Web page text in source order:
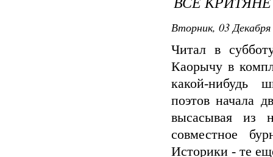
Вторник, 03
Читал в
Каорычу в
какой-нибудь
поэтов начала
высасывая из
совместное
Историки - те